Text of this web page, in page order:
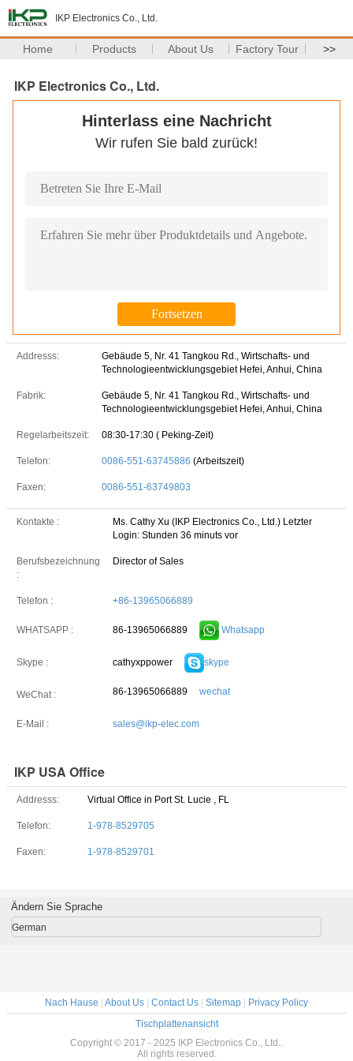
IKP Electronics Co., Ltd.
Home Products About Us Factory Tour >>
IKP Electronics Co., Ltd.
Hinterlass eine Nachricht
Wir rufen Sie bald zurück!
Addresss:
Gebäude 5, Nr. 41 Tangkou Rd., Wirtschafts- und
Technologieentwicklungsgebiet Hefei, Anhui, China
Fabrik:
Gebäude 5, Nr. 41 Tangkou Rd., Wirtschafts- und
Technologieentwicklungsgebiet Hefei, Anhui, China
Regelarbeitszeit: 08:30-17:30 ( Peking-Zeit)
Telefon: 0086-551-63745886 (Arbeitszeit)
Faxen: 0086-551-63749803
Kontakte : Ms. Cathy Xu (IKP Electronics Co., Ltd.) Letzter
Login: Stunden 36 minuts vor
Berufsbezeichnung
:
Director of Sales
Telefon : +86-13965066889
WHATSAPP : 86-13965066889 Whatsapp
Skype : cathyxppower skype
WeChat : 86-13965066889 wechat
E-Mail : sales@ikp-elec.com
IKP USA Office
Addresss: Virtual Office in Port St. Lucie , FL
Telefon: 1-978-8529705
Faxen: 1-978-8529701
Ändern Sie Sprache
German
Nach Hause About Us Contact Us Sitemap
Privacy Policy
Tischplattenansicht
Copyright © 2017 - 2025 IKP Electronics Co., Ltd..
All rights reserved.